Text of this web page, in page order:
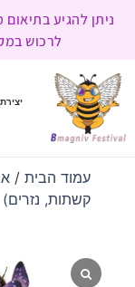
לרכוש במקום
עמוד הבית/
קשתות, נזרים)